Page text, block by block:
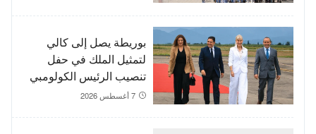
بوريطة يصل إلى كالي
لتمثيل الملك في حفل
تنصيب الرئيس الكولومبي
الجديد
7 أغسطس 2026